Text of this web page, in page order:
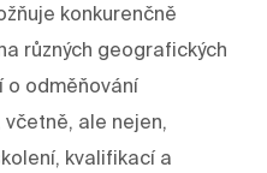
konkurenčně
různých geografických
o odměňování
ale nejen,
kvalifikací a